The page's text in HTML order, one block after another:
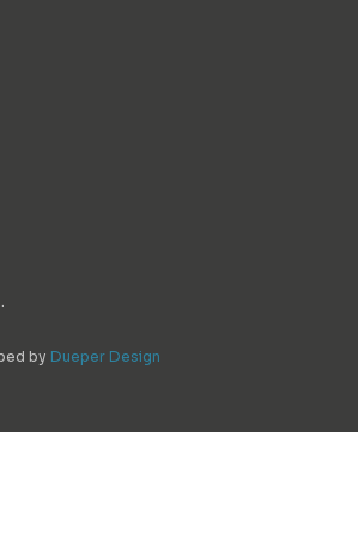
by Dueper Design